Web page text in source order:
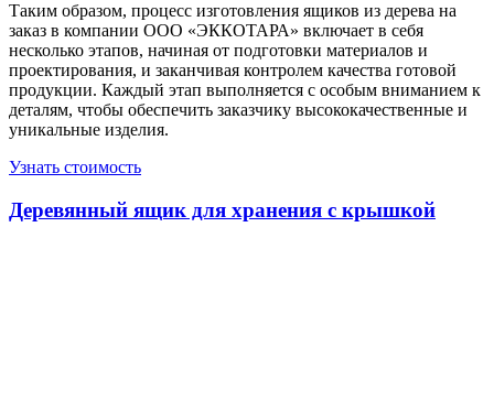
Таким образом, процесс изготовления ящиков из дерева на
заказ в компании ООО «ЭККОТАРА» включает в себя
несколько этапов, начиная от подготовки материалов и
проектирования, и заканчивая контролем качества готовой
продукции. Каждый этап выполняется с особым вниманием к
деталям, чтобы обеспечить заказчику высококачественные и
уникальные изделия.
Узнать стоимость
Деревянный ящик для хранения с крышкой